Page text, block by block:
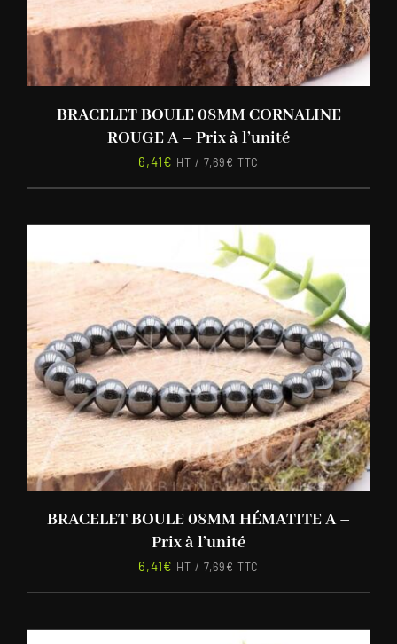
BRACELET BOULE 08MM CORNALINE
ROUGE A – Prix à l’unité
6,41€ HT / 7,69€ TTC
BRACELET BOULE 08MM HÉMATITE A –
Prix à l’unité
6,41€ HT / 7,69€ TTC